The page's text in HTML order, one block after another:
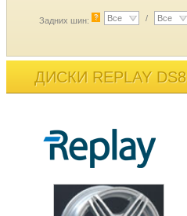
Задних шин: ? Все / Все
ДИСКИ REPLAY DS8